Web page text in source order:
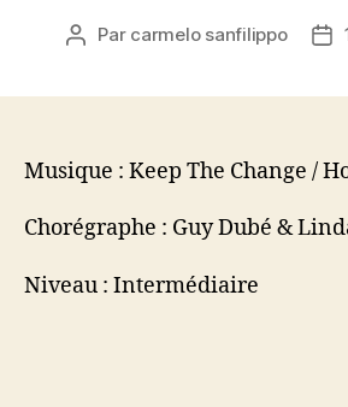
Auteur
Par carmelo sanfilippo
Musique : Keep The Change /
Chorégraphe : Guy Dubé &
Niveau : Intermédiaire